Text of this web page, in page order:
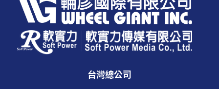
台灣總公司